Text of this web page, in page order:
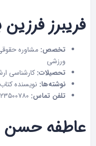
فریبرز فرزین
تخصص: مشاوره
ورزشی
تحصیلات: کارشناسی
نوشته‌ها: نویسنده
تلفن تماس:
عاطفه حسن